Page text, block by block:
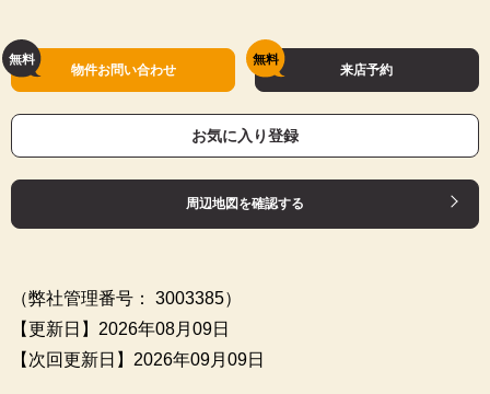
物件お問い合わせ 来店予約
お気に入り登録
周辺地図を確認する
（弊社管理番号： 3003385）
【更新日】2026年08月09日
【次回更新日】2026年09月09日